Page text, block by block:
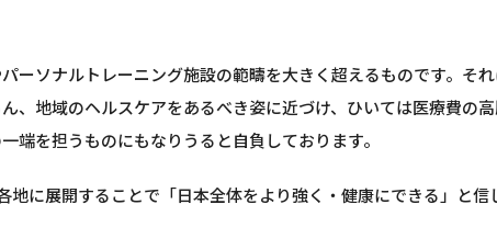
ーソナルトレーニング施設の範疇を大きく超えるものです。そ
、地域のヘルスケアをあるべき姿に近づけ、ひいては医療費の
端を担うものにもなりうると自負しております。
地に展開することで「日本全体をより強く・健康にできる」と信